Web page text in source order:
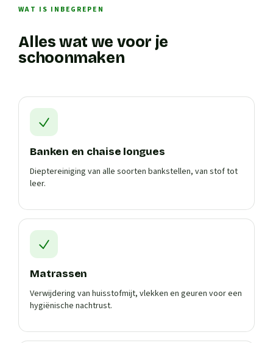
WAT IS INBEGREPEN
Alles wat we voor je
schoonmaken
Banken en chaise longues
Dieptereiniging van alle soorten bankstellen, van stof tot
leer.
Matrassen
Verwijdering van huisstofmijt, vlekken en geuren voor een
hygiënische nachtrust.